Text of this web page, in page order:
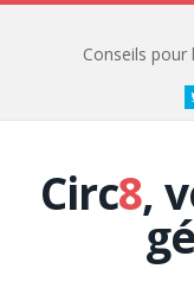
Conseils pour
Circ8,